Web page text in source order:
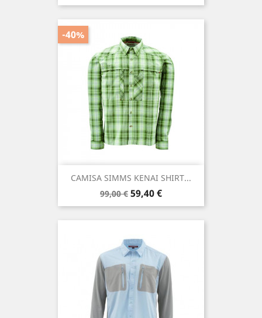
CAMISA SIMMS KENAI SHIRT...
Precio
base
99,00 € Precio
59,40 €
-40%